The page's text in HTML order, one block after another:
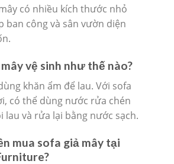
có nhiều kích thước nhỏ
ban công và sân vườn diện
vệ sinh như thế nào?
khăn ẩm để lau. Với sofa
có thể dùng nước rửa chén
lau và rửa lại bằng nước sạch.
mua sofa giả mây tại